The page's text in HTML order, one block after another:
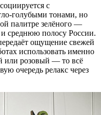
с
голубыми тонами, но
палитре зелёного —
и среднюю полосу России.
ощущение свежей
использовать именно
или розовый — то всё
очередь релакс через